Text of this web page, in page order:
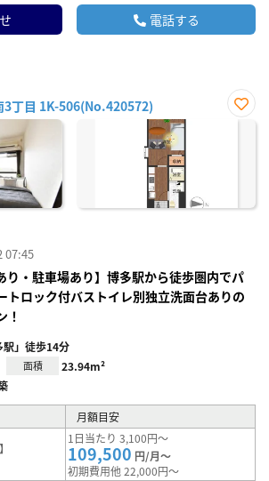
電話する
3丁目 1K-506(No.420572)
お気
07:45
り・駐車場あり】博多駅から徒歩圏内でパ
トロック付バストイレ別独立洗面台ありの
！
駅」徒歩14分
面積 23.94m²
月額目安
1日当たり 3,100円～
109,500 円/月～
初期費用他 22,000円～